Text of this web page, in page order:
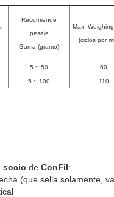
Recomiende
pesaje
Gama (gramo)
Max.
(ciclos por
5 ~ 50 60
5 ~ 100 110
socio de ConFil:
(que sella solamente,